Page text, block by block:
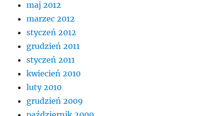
maj 2012
marzec 2012
styczeń 2012
grudzień 2011
styczeń 2011
kwiecień 2010
luty 2010
grudzień 2009